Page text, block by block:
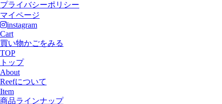
プライバシーポリシー
マイページ
instagram
Cart
買い物かごをみる
TOP
トップ
About
Reefについて
Item
商品ラインナップ